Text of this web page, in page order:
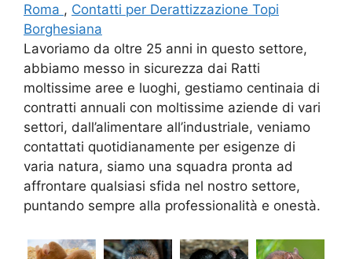
Roma , Contatti per Derattizzazione Topi
Borghesiana
Lavoriamo da oltre 25 anni in questo settore,
abbiamo messo in sicurezza dai Ratti
moltissime aree e luoghi, gestiamo centinaia di
contratti annuali con moltissime aziende di vari
settori, dall’alimentare all’industriale, veniamo
contattati quotidianamente per esigenze di
varia natura, siamo una squadra pronta ad
affrontare qualsiasi sfida nel nostro settore,
puntando sempre alla professionalità e onestà.